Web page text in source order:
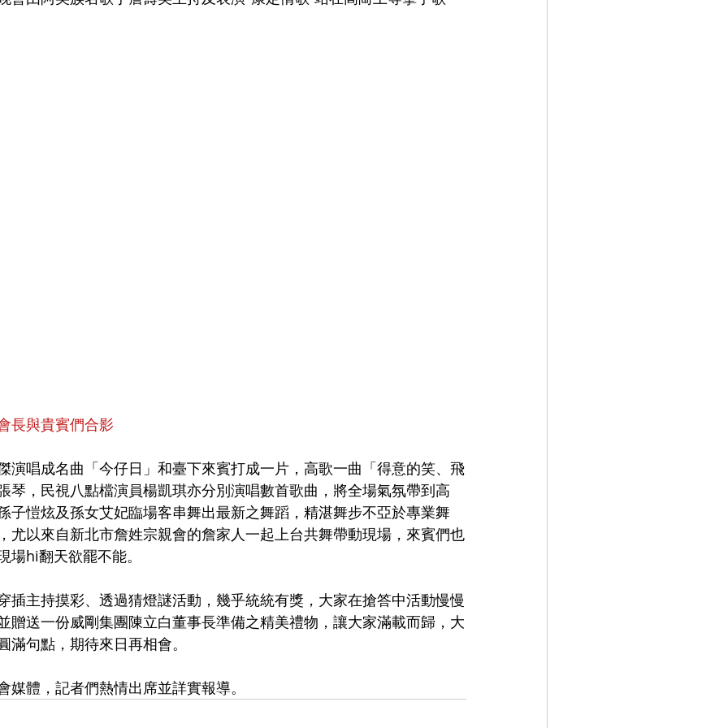
長與貴賓們合影
演唱成名曲「今仔日」和臺下來賓打成一片，高歌一曲「得意的笑、飛
琴，民視八點檔演員楊凱琪亦分別演唱數首歌曲，將全場氣氛帶到高
子愷炫及孫女艾妃臨場客串舞出最新之舞蹈，精湛舞步不亞於專業舞
尤以來自新北市詹姓宗親會的詹家人一起上台共舞帶動現場，來賓們也
場hi翻天欲罷不能。
插主持摸彩、透過猜燈謎活動，幾乎統統有獎，大家在搶答中活動慢慢
贈送一份威剛集團陳立白董事長準備之精美禮物，讓大家滿載而歸，大
滿句點，期待來日再相會。
媒體，記者們熱情出席並詳實報導。